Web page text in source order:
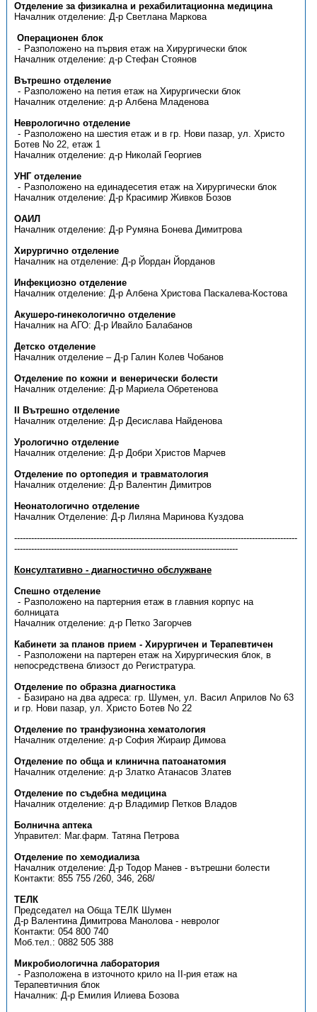
Отделение за физикална и рехабилитационна медицина
Началник отделение: Д-р Светлана Маркова
Операционен блок
Разположено на първия етаж на Хирургически блок
Началник отделение: д-р Стефан Стоянов
Вътрешно отделение
Разположено на петия етаж на Хирургически блок
Началник отделение: д-р Албена Младенова
Неврологично отделение
Разположено на шестия етаж и в гр. Нови пазар, ул. Христо
Ботев No 22, етаж 1
Началник отделение: д-р Николай Георгиев
УНГ отделение
Разположено на единадесетия етаж на Хирургически блок
Началник отделение: Д-р Красимир Живков Бозов
ОАИЛ
Началник отделение: Д-р Румяна Бонева Димитрова
Хирургично отделение
Началник на отделение: Д-р Йордан Йорданов
Инфекциозно отделение
Началник отделение: Д-р Албена Христова Паскалева-Костова
Акушеро-гинекологично отделение
Началник на АГО: Д-р Ивайло Балабанов
Детско отделение
Началник отделение – Д-р Галин Колев Чобанов
Отделение по кожни и венерически болести
Началник отделение: Д-р Мариела Обретенова
II Вътрешно отделение
Началник отделение: Д-р Десислава Найденова
Урологично отделение
Началник отделение: Д-р Добри Христов Марчев
Отделение по ортопедия и травматология
Началник отделение: Д-р Валентин Димитров
Неонатологично отделение
Началник Отделение: Д-р Лиляна Маринова Куздова
----------------------------------------------------------------------------------------------------
-------------------------------------------------------------------------------
Консултативно - диагностично обслужване
Спешно отделение
Разположено на партерния етаж в главния корпус на
болницата
Началник отделение: д-р Петко Загорчев
Кабинети за планов прием - Хирургичен и Терапевтичен
Разположени на партерен етаж на Хирургическия блок, в
непосредствена близост до Регистратура.
Отделение по образна диагностика
Базирано на два адреса: гр. Шумен, ул. Васил Априлов No 63
и гр. Нови пазар, ул. Христо Ботев No 22
Отделение по транфузионна хематология
Началник отделение: д-р София Жираир Димова
Отделение по обща и клинична патоанатомия
Началник отделение: д-р Златко Атанасов Златев
Отделение по съдебна медицина
Началник отделение: д-р Владимир Петков Владов
Болнична аптека
Управител: Маг.фарм. Татяна Петрова
Отделение по хемодиализа
Началник отделение: Д-р Тодор Манев - вътрешни болести
Контакти: 855 755 /260, 346, 268/
ТЕЛК
Председател на Обща ТЕЛК Шумен
Д-р Валентина Димитрова Манолова - невролог
Контакти: 054 800 740
Моб.тел.: 0882 505 388
Микробиологична лаборатория
Разположена в източното крило на ІІ-рия етаж на
Терапевтичния блок
Началник: Д-р Емилия Илиева Бозова